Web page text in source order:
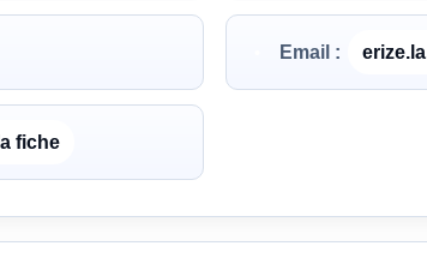
Email :
fiche